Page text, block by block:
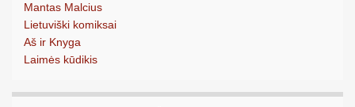
Mantas Malcius
Lietuviški komiksai
Aš ir Knyga
Laimės kūdikis